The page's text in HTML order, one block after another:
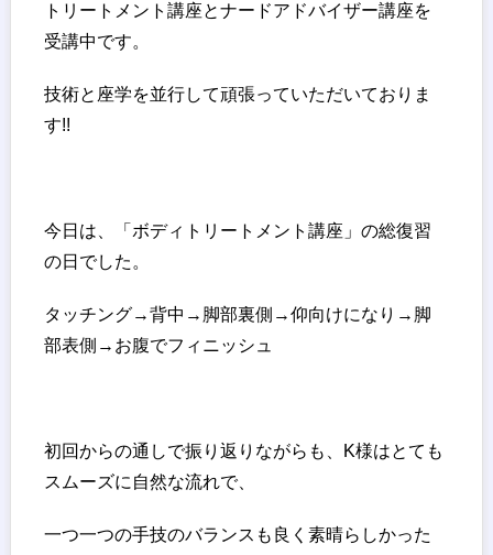
トリートメント講座とナードアドバイザー講座を
受講中です。
技術と座学を並行して頑張っていただいておりま
す!!
今日は、「ボディトリートメント講座」の総復習
の日でした。
タッチング→背中→脚部裏側→仰向けになり→脚
部表側→お腹でフィニッシュ
初回からの通しで振り返りながらも、K様はとても
スムーズに自然な流れで、
一つ一つの手技のバランスも良く素晴らしかった